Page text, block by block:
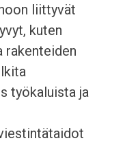
liittyvät
kuten
rakenteiden
työkaluista ja